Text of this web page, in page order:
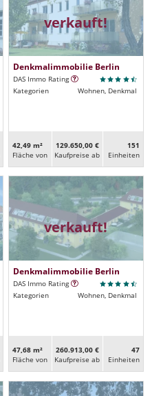
verkauft!
Denkmalimmobilie Berlin
DAS Immo Rating
Kategorien
Wohnen, Denkmal
42,49 m²
Fläche von
129.650,00 €
Kaufpreise ab
151
Ein­heiten
verkauft!
Denkmalimmobilie Berlin
DAS Immo Rating
Kategorien
Wohnen, Denkmal
47,68 m²
Fläche von
260.913,00 €
Kaufpreise ab
47
Ein­heiten